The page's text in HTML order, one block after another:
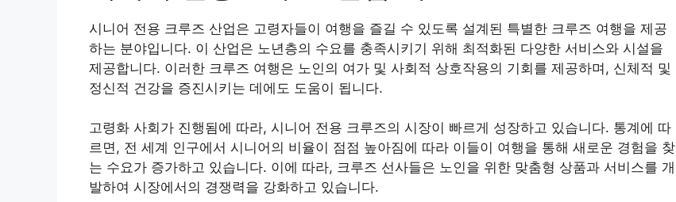
시니어 전용 크루즈 산업은 고령자들이 여행을 즐길 수 있도록 설계된 특별한 크루즈 여행을 제공
하는 분야입니다. 이 산업은 노년층의 수요를 충족시키기 위해 최적화된 다양한 서비스와 시설을
제공합니다. 이러한 크루즈 여행은 노인의 여가 및 사회적 상호작용의 기회를 제공하며, 신체적 및
정신적 건강을 증진시키는 데에도 도움이 됩니다.
고령화 사회가 진행됨에 따라, 시니어 전용 크루즈의 시장이 빠르게 성장하고 있습니다. 통계에 따
르면, 전 세계 인구에서 시니어의 비율이 점점 높아짐에 따라 이들이 여행을 통해 새로운 경험을 찾
는 수요가 증가하고 있습니다. 이에 따라, 크루즈 선사들은 노인을 위한 맞춤형 상품과 서비스를 개
발하여 시장에서의 경쟁력을 강화하고 있습니다.